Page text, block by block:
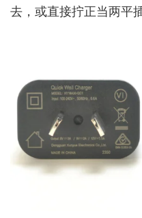
去，或直接拧正当两平